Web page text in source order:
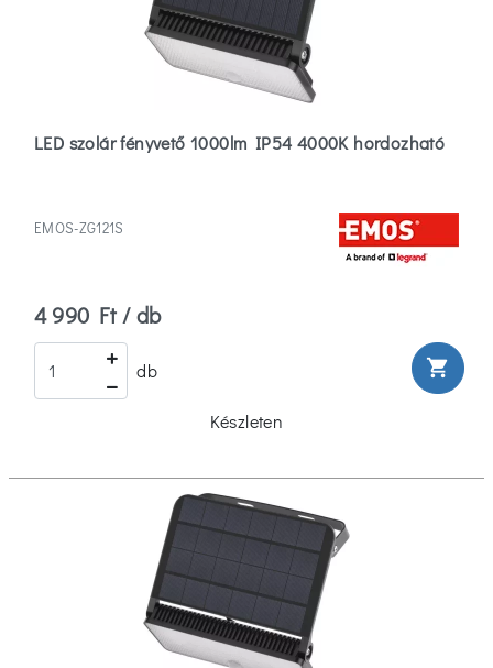
LED szolár fényvető 1000lm IP54 4000K hordozható
EMOS-ZG121S
4 990 Ft / db
db shopping_cart
Készleten